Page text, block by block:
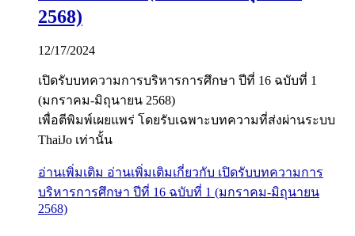
2568)
12/17/2024
เปิดรับบทความการบริหารการศึกษา ปีที่ 16 ฉบับที่ 1
(มกราคม-มิถุนายน 2568)
เพื่อตีพิมพ์เผยแพร่ โดยรับเฉพาะบทความที่ส่งผ่านระบบ
ThaiJo เท่านั้น
อ่านเพิ่มเติม อ่านเพิ่มเติมเกี่ยวกับ เปิดรับบทความการ
บริหารการศึกษา ปีที่ 16 ฉบับที่ 1 (มกราคม-มิถุนายน
2568)